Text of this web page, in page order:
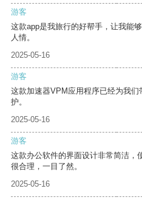
游客
这款app是我旅行的好帮手，让我能
人情。
2025-05-16
游客
这款加速器VPM应用程序已经为我
护。
2025-05-16
游客
这款办公软件的界面设计非常简洁，
很合理，一目了然。
2025-05-16